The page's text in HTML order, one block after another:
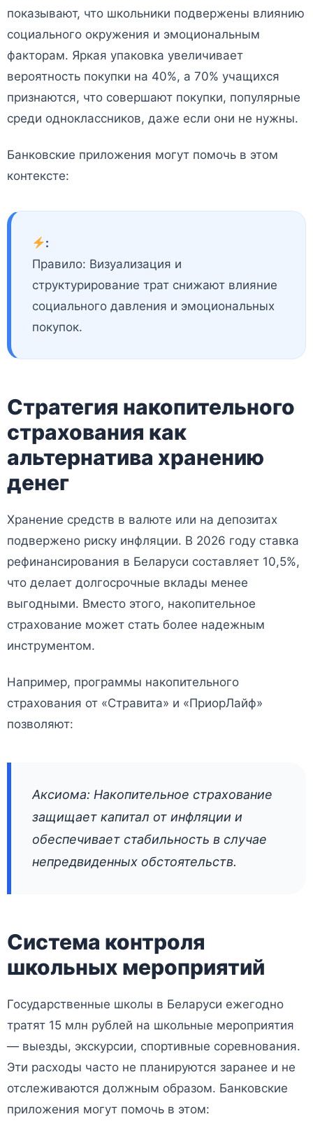
показывают, что школьники подвержены влиянию
социального окружения и эмоциональным
факторам. Яркая упаковка увеличивает
вероятность покупки на 40%, а 70% учащихся
признаются, что совершают покупки, популярные
среди одноклассников, даже если они не нужны.
Банковские приложения могут помочь в этом
контексте:
:
Правило: Визуализация и
структурирование трат снижают влияние
социального давления и эмоциональных
покупок.
Стратегия накопительного
страхования как
альтернатива хранению
денег
Хранение средств в валюте или на депозитах
подвержено риску инфляции. В 2026 году ставка
рефинансирования в Беларуси составляет 10,5%,
что делает долгосрочные вклады менее
выгодными. Вместо этого, накопительное
страхование может стать более надежным
инструментом.
Например, программы накопительного
страхования от «Стравита» и «ПриорЛайф»
позволяют:
Аксиома: Накопительное страхование
защищает капитал от инфляции и
обеспечивает стабильность в случае
непредвиденных обстоятельств.
Система контроля
школьных мероприятий
Государственные школы в Беларуси ежегодно
тратят 15 млн рублей на школьные мероприятия
— выезды, экскурсии, спортивные соревнования.
Эти расходы часто не планируются заранее и не
отслеживаются должным образом. Банковские
приложения могут помочь в этом: